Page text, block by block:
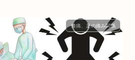
膝痛、足の痛み関係